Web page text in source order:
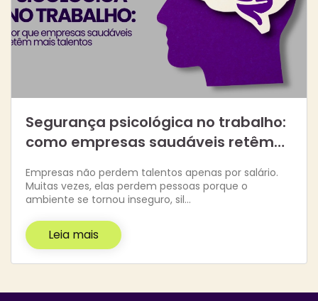
Segurança psicológica no trabalho:
como empresas saudáveis retêm…
Empresas não perdem talentos apenas por salário.
Muitas vezes, elas perdem pessoas porque o
ambiente se tornou inseguro, sil…
Leia mais